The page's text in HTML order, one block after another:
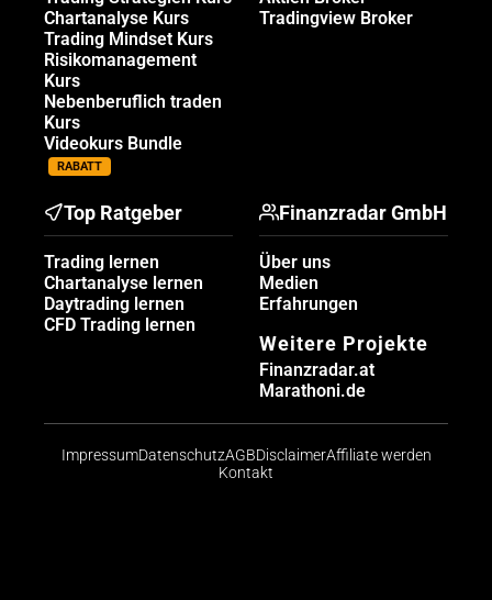
Chartanalyse Kurs
Trading Mindset Kurs
Risikomanagement
Kurs
Nebenberuflich traden
Kurs
Videokurs Bundle
RABATT
Tradingview Broker
Top Ratgeber
Trading lernen
Chartanalyse lernen
Daytrading lernen
CFD Trading lernen
Finanzradar GmbH
Über uns
Medien
Erfahrungen
Weitere Projekte
Finanzradar.at
Marathoni.de
ImpressumDatenschutzAGBDisclaimerAffiliate werden
Kontakt